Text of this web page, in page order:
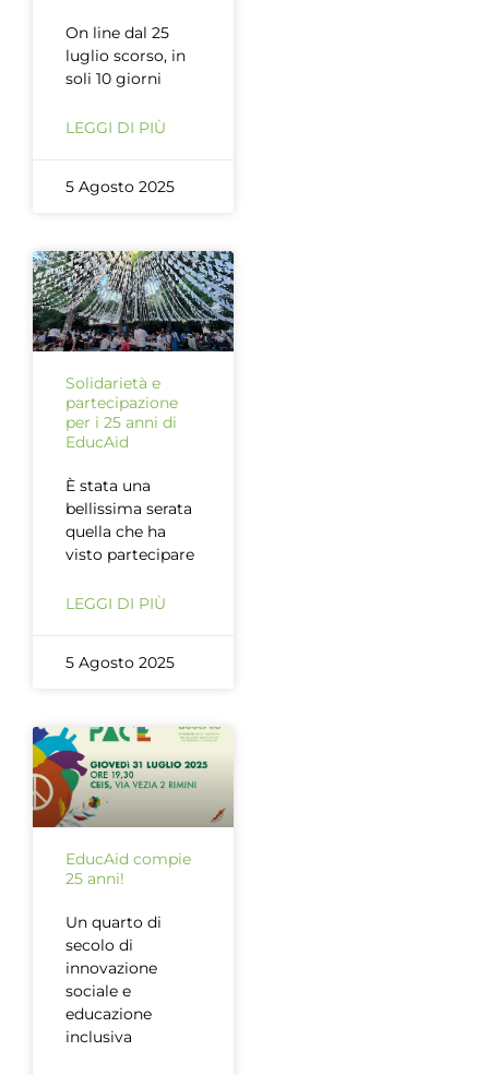
On line dal 25
luglio scorso, in
soli 10 giorni
LEGGI DI PIÙ
5 Agosto 2025
Solidarietà e
partecipazione
per i 25 anni di
EducAid
È stata una
bellissima serata
quella che ha
visto partecipare
LEGGI DI PIÙ
5 Agosto 2025
EducAid compie
25 anni!
Un quarto di
secolo di
innovazione
sociale e
educazione
inclusiva